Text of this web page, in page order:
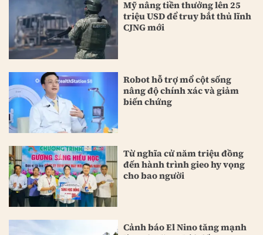
Mỹ nâng tiền thưởng lên 25
triệu USD để truy bắt thủ lĩnh
CJNG mới
Robot hỗ trợ mổ cột sống
nâng độ chính xác và giảm
biến chứng
Từ nghĩa cử năm triệu đồng
đến hành trình gieo hy vọng
cho bao người
Cảnh báo El Nino tăng mạnh